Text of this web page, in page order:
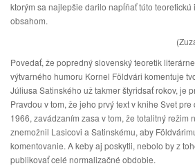
ktorým sa najlepšie darilo napĺňať túto teoretickú
obsahom.
Povedať, že popredný slovenský teoretik
výtvarného humoru Kornel Földvári komentuje
Júliusa Satinského už takmer štyridsať rokov, je
Pravdou v tom, že jeho prvý text v knihe Svet
1966, zavádzaním zasa v tom, že totalitný režim
znemožnil Lasicovi a Satinskému, aby
komentovanie. A keby aj poskytli, nebolo by z
publikovať celé normalizačné obdobie.